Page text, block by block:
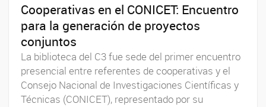
Cooperativas en el CONICET: Encuentro
para la generación de proyectos
conjuntos
La biblioteca del C3 fue sede del primer encuentro
presencial entre referentes de cooperativas y el
Consejo Nacional de Investigaciones Científicas y
Técnicas (CONICET), representado por su